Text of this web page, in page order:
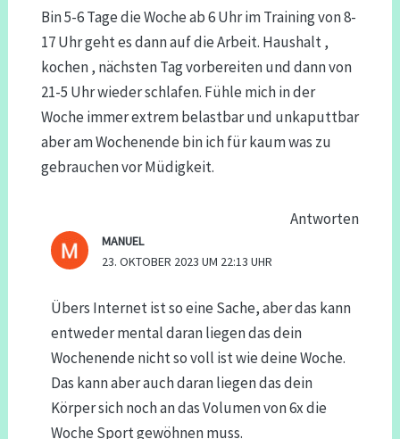
Bin 5-6 Tage die Woche ab 6 Uhr im Training von 8-
17 Uhr geht es dann auf die Arbeit. Haushalt ,
kochen , nächsten Tag vorbereiten und dann von
21-5 Uhr wieder schlafen. Fühle mich in der
Woche immer extrem belastbar und unkaputtbar
aber am Wochenende bin ich für kaum was zu
gebrauchen vor Müdigkeit.
Antworten
MANUEL
23. OKTOBER 2023 UM 22:13 UHR
Übers Internet ist so eine Sache, aber das kann
entweder mental daran liegen das dein
Wochenende nicht so voll ist wie deine Woche.
Das kann aber auch daran liegen das dein
Körper sich noch an das Volumen von 6x die
Woche Sport gewöhnen muss.